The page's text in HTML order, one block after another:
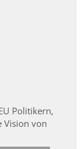
Politikern,
Vision von